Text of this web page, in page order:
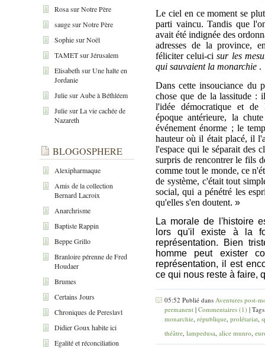
RosasurNotre Père
saugesurNotre Père
SophiesurNoël
TAMETsurJérusalem
ElisabethsurUne halte en
Jordanie
Juliesur Aube à Béthléem
JuliesurLa vie cachée de
Nazareth
BLOGOSPHERE
Alexipharmaque
Amis de la collection
Bernard Lacroix
Anarchrisme
Baptiste Rappin
Beppe Grillo
Branloire pérenne de Fred
Houdaer
Brumes
Certains Jours
Chroniques de Pereslavl
Didier Goux habite ici
Egalité et réconciliation
Le ciel en ce moment se
parti vaincu. Tandis que
avait été indignée des
adresses de la province,
féliciter celui-ci sur les
qui sauvaient la monarchie .
Dans cette insouciance du
chose que de la lassitude :
l'idée démocratique et de
époque antérieure, la
événement énorme ; le
hauteur où il était placé, il
l'espace qui le séparait des
surpris de rencontrer le fils
comme tout le monde, ce
de système, c'était tout
social, qui a pénétré les
qu'elles s'en doutent. »
La morale de l'histoire
lors qu'il existe à la
représentation. Bien
homme peut exister
représentation, il est
ce qui nous reste à faire,
05:52 Publié dans Aventures post-
permanent | Commentaires (1) |
monarchie république prolétariat
théâtre lampedusa alice munro